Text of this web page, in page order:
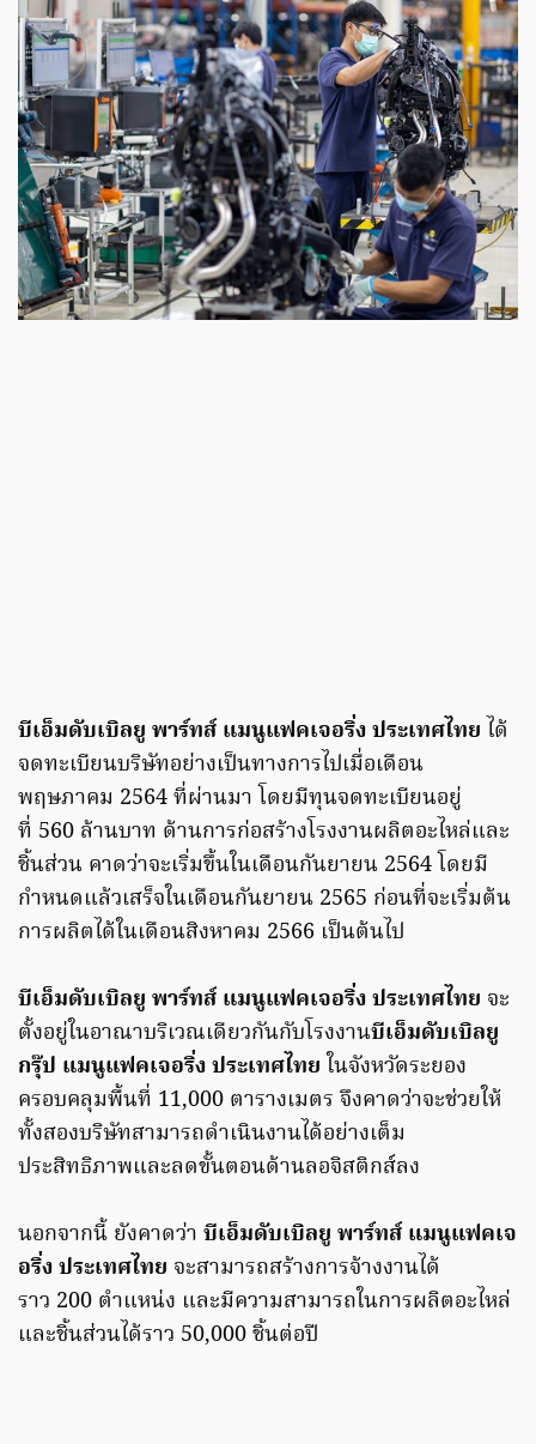
บีเอ็มดับเบิลยู พาร์ทส์ แมนูแฟคเจอริ่ง ประเทศไทย ได้
จดทะเบียนบริษัทอย่างเป็นทางการไปเมื่อเดือน
พฤษภาคม 2564 ที่ผ่านมา โดยมีทุนจดทะเบียนอยู่
ที่ 560 ล้านบาท ด้านการก่อสร้างโรงงานผลิตอะไหล่และ
ชิ้นส่วน คาดว่าจะเริ่มขึ้นในเดือนกันยายน 2564 โดยมี
กำหนดแล้วเสร็จในเดือนกันยายน 2565 ก่อนที่จะเริ่มต้น
การผลิตได้ในเดือนสิงหาคม 2566 เป็นต้นไป
บีเอ็มดับเบิลยู พาร์ทส์ แมนูแฟคเจอริ่ง ประเทศไทย จะ
ตั้งอยู่ในอาณาบริเวณเดียวกันกับโรงงานบีเอ็มดับเบิลยู
กรุ๊ป แมนูแฟคเจอริ่ง ประเทศไทย ในจังหวัดระยอง
ครอบคลุมพื้นที่ 11,000 ตารางเมตร จึงคาดว่าจะช่วยให้
ทั้งสองบริษัทสามารถดำเนินงานได้อย่างเต็ม
ประสิทธิภาพและลดขั้นตอนด้านลอจิสติกส์ลง
นอกจากนี้ ยังคาดว่า บีเอ็มดับเบิลยู พาร์ทส์ แมนูแฟคเจ
อริ่ง ประเทศไทย จะสามารถสร้างการจ้างงานได้
ราว 200 ตำแหน่ง และมีความสามารถในการผลิตอะไหล่
และชิ้นส่วนได้ราว 50,000 ชิ้นต่อปี